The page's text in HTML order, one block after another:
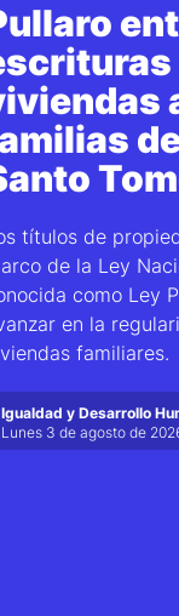
títulos de
de la Ley
como Ley
en la
familiares.
Igualdad y Desarrollo
Lunes 3 de agosto de